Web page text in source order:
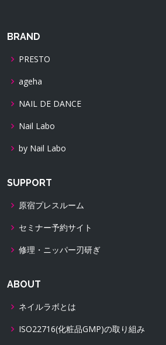
BRAND
PRESTO
ageha
NAIL DE DANCE
Nail Labo
by Nail Labo
SUPPORT
原宿プレスルーム
セミナー予約サイト
修理・ニッパー刃研ぎ
ABOUT
ネイルラボとは
ISO22716(化粧品GMP)の取り組み